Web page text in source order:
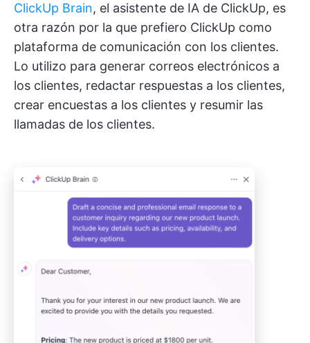
ClickUp Brain, el asistente de IA de ClickUp, es
otra razón por la que prefiero ClickUp como
plataforma de comunicación con los clientes.
Lo utilizo para generar correos electrónicos a
los clientes, redactar respuestas a los clientes,
crear encuestas a los clientes y resumir las
llamadas de los clientes.